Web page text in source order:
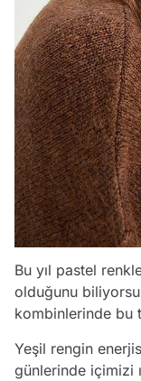
Bu yıl pastel
olduğunu
kombinlerinde bu
Yeşil rengin
günlerinde içimizi